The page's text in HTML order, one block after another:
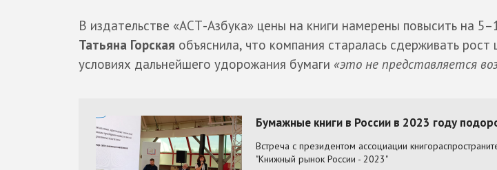
В издательстве «АСТ-Азбука» цены на книги намерены повысить на
Татьяна Горская объяснила, что компания старалась сдерживать
условиях дальнейшего удорожания бумаги «это не представляется